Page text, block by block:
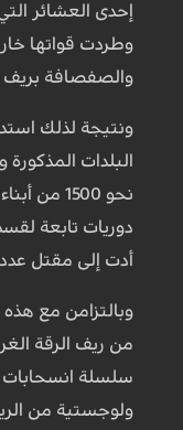
إحدى العشائر
وطردت قواتها
والصفصافة بريف
ونتيجة لذلك
البلدات
نحو 1500
دوريات تابعة
أدت إلى مقتل عدد
وبالتزامن مع هذه
من ريف الرقة
سلسلة انسحابات
ولوجستية من